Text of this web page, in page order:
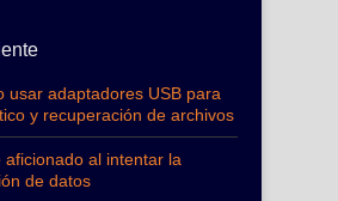
usar adaptadores USB para
y recuperación de archivos
aficionado al intentar la
de datos